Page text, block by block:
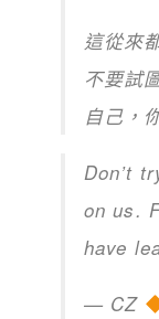
這從來
不要試
自己，
Don’t
on us.
have
— CZ